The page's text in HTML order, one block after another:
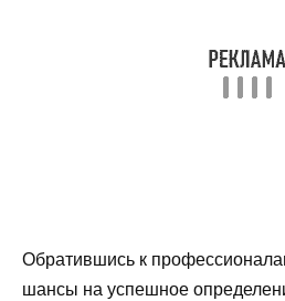
Обратившись к
шансы на успешное